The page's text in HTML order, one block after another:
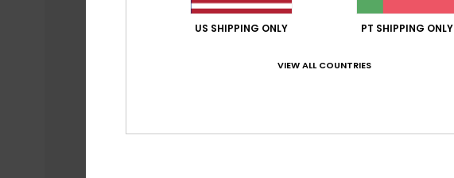
US SHIPPING ONLY PT SHIPPING ONLY
VIEW ALL COUNTRIES